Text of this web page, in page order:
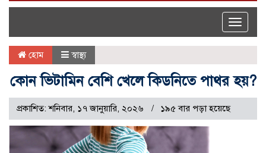
Toggle
হোম স্বাস্থ্য
কোন ভিটামিন বেশি খেলে কিডনিতে পাথর হয়?
প্রকাশিত: শনিবার, ১৭ জানুয়ারি, ২০২৬ ১৯৫ বার পড়া হয়েছে